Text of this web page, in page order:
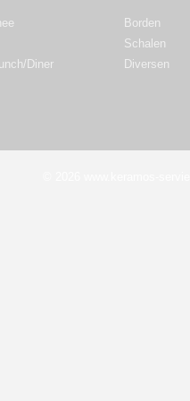
Diner
Borden
Schalen
Diversen